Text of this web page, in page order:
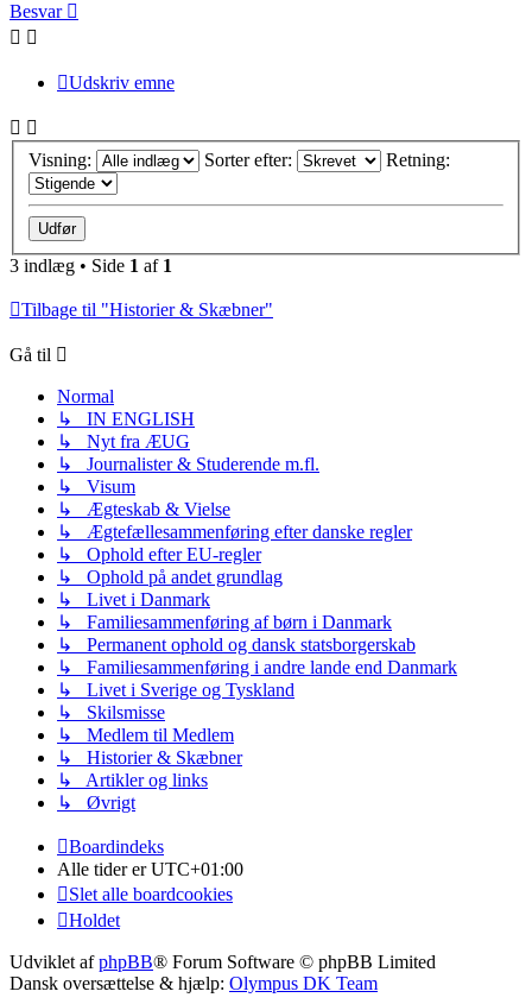
Besvar
Udskriv emne
Visning: Sorter efter: Retning:
3 indlæg • Side 1 af 1
Tilbage til "Historier & Skæbner"
Gå til
Normal
↳ IN ENGLISH
↳ Nyt fra ÆUG
↳ Journalister & Studerende m.fl.
↳ Visum
↳ Ægteskab & Vielse
↳ Ægtefællesammenføring efter danske regler
↳ Ophold efter EU-regler
↳ Ophold på andet grundlag
↳ Livet i Danmark
↳ Familiesammenføring af børn i Danmark
↳ Permanent ophold og dansk statsborgerskab
↳ Familiesammenføring i andre lande end Danmark
↳ Livet i Sverige og Tyskland
↳ Skilsmisse
↳ Medlem til Medlem
↳ Historier & Skæbner
↳ Artikler og links
↳ Øvrigt
Boardindeks
Alle tider erUTC+01:00
Slet alle boardcookies
Holdet
Udviklet afphpBB® Forum Software © phpBB Limited
Dansk oversættelse & hjælp: Olympus DK Team